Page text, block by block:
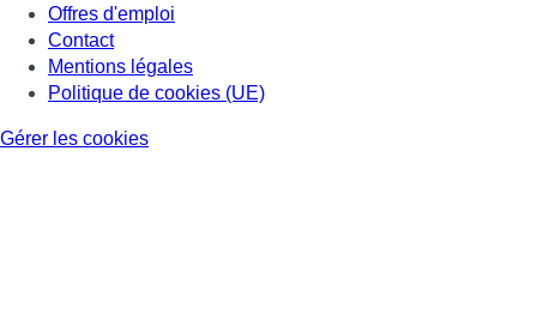
Offres d'emploi
Contact
Mentions légales
Politique de cookies (UE)
Gérer les cookies